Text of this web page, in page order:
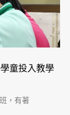
童投入教學
，有著